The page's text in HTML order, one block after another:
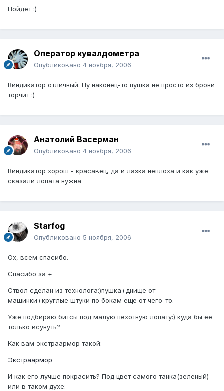
Пойдет :)
Оператор кувалдометра
Опубликовано 4 ноября, 2006
Виндикатор отличный. Ну наконец-то пушка не просто из брони
торчит :)
Анатолий Васерман
Опубликовано 4 ноября, 2006
Виндикатор хорош - красавец, да и лазка неплоха и как уже
сказали лопата нужна
Starfog
Опубликовано 5 ноября, 2006
Ох, всем спасибо.
Спасибо за +
Ствол сделан из технолога:)пушка+днище от
машинки+круглые штуки по бокам еще от чего-то.
Уже подбираю битсы под малую пехотную лопату:) куда бы ее
только всунуть?
Как вам экстраармор такой:
Экстраармор
И как его лучше покрасить? Под цвет самого танка(зеленый)
или в таком духе: